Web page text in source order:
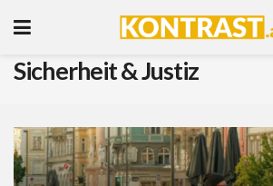
Sicherheit & Justiz